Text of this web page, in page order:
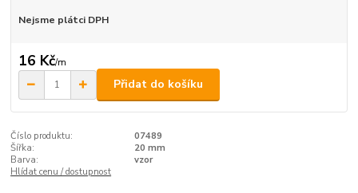
Nejsme plátci DPH
16 Kč/m
Přidat do košíku
Číslo produktu:
07489
Šířka:
20 mm
Barva:
vzor
Hlídat cenu / dostupnost